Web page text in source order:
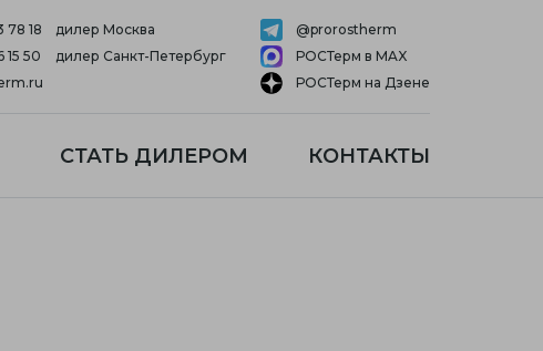
78 18
дилер Москва
15 50
дилер Санкт-Петербург
@prorostherm
РОСТерм в MAX
РОСТерм на Дзене
СТАТЬ ДИЛЕРОМ КОНТАКТЫ